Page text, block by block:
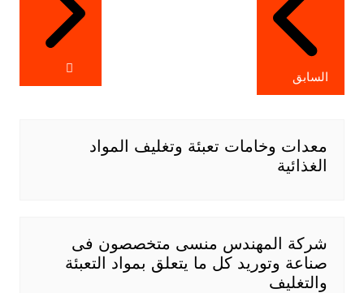
السابق
معدات وخامات تعبئة وتغليف المواد
الغذائية
شركة المهندس منسى متخصصون فى
صناعة وتوريد كل ما يتعلق بمواد التعبئة
والتغليف